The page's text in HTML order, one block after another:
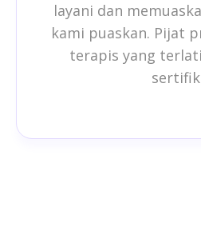
layani dan
kami puaskan. Pijat
terapis yang